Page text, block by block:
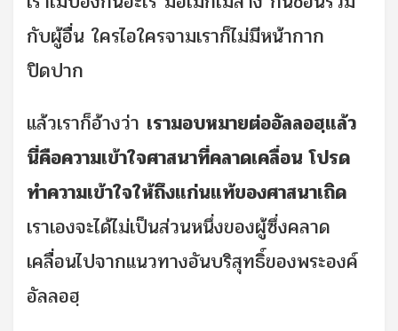
กับผู้อื่น ใครไอใครจามเราก็ไม่มีหน้ากาก
ปิดปาก
แล้วเราก็อ้างว่า เรามอบหมายต่ออัลลอฮฺแล้ว
นี่คือความเข้าใจศาสนาที่คลาดเคลื่อน โปรด
ทำความเข้าใจให้ถึงแก่นแท้ของศาสนาเถิด
เราเองจะได้ไม่เป็นส่วนหนึ่งของผู้ซึ่งคลาด
เคลื่อนไปจากแนวทางอันบริสุทธิ์ของพระองค์
อัลลอฮฺ